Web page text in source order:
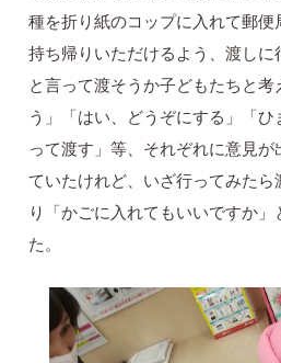
種を折り紙のコップに入れて郵便
持ち帰りいただけるよう、渡し
と言って渡そうか子どもたちと
う」「はい、どうぞにする」「
って渡す」等、それぞれに意見が
ていたけれど、いざ行ってみたら
り「かごに入れてもいいですか
た。